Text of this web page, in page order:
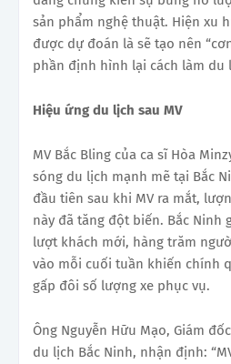
sản phẩm nghệ thuật. Hiện xu
được dự đoán là sẽ tạo nên
phần định hình lại cách làm du
Hiệu ứng du lịch sau MV
MV Bắc Bling của ca sĩ Hòa
sóng du lịch mạnh mẽ tại Bắc
đầu tiên sau khi MV ra mắt,
này đã tăng đột biến. Bắc Ninh
lượt khách mới, hàng trăm
vào mỗi cuối tuần khiến chính
gấp đôi số lượng xe phục vụ.
Ông Nguyễn Hữu Mạo, Giám
du lịch Bắc Ninh, nhận định: